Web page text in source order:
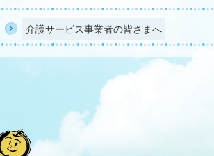
介護サービス事業者の皆さまへ